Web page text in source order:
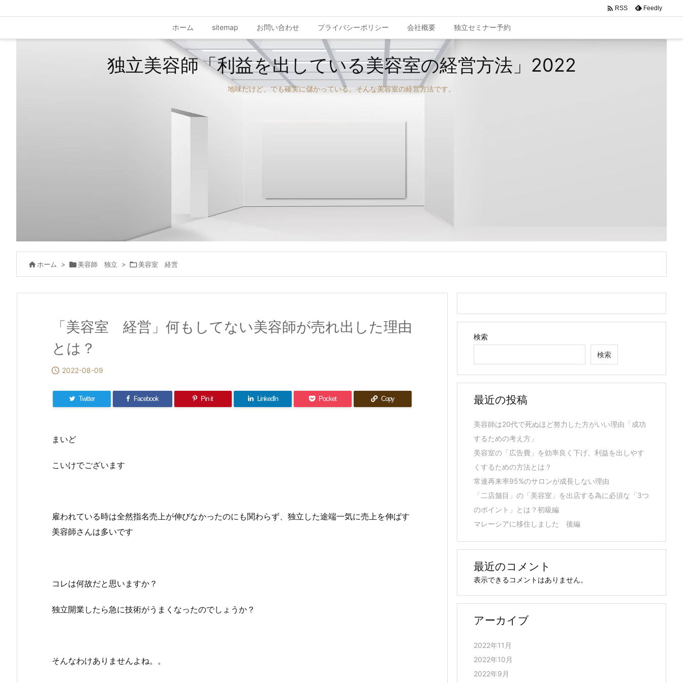
ホーム sitemap お問い合わせ プライバシーポリシー 会社概要 独立セミナー予約
 RSS Feedly
独立美容師「利益を出している美容室の経営方法」2022
地味だけど、でも確実に儲かっている。そんな美容室の経営方法です。
 ホーム > 美容師 独立 > 美容室 経営
「美容室 経営」何もしてない美容師が売れ出した理由
とは？
 2022-08-09
Twitter Facebook Pin it LinkedIn Pocket Copy
まいど
こいけでございます
雇われている時は全然指名売上が伸びなかったのにも関わらず、独立した途端一気に売上を伸ばす
美容師さんは多いです
コレは何故だと思いますか？
独立開業したら急に技術がうまくなったのでしょうか？
そんなわけありませんよね。。
検索
検索
最近の投稿
美容師は20代で死ぬほど努力した方がいい理由「成功
するための考え方」
美容室の「広告費」を効率良く下げ、利益を出しやす
くするための方法とは？
常連再来率95%のサロンが成長しない理由
「二店舗目」の「美容室」を出店する為に必須な「3つ
のポイント」とは？初級編
マレーシアに移住しました 後編
最近のコメント
表示できるコメントはありません。
アーカイブ
2022年11月
2022年10月
2022年9月